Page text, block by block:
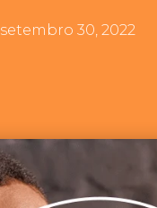
setembro 30, 2022